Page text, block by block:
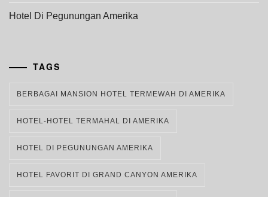
Hotel Di Pegunungan Amerika
TAGS
BERBAGAI MANSION HOTEL TERMEWAH DI AMERIKA
HOTEL-HOTEL TERMAHAL DI AMERIKA
HOTEL DI PEGUNUNGAN AMERIKA
HOTEL FAVORIT DI GRAND CANYON AMERIKA